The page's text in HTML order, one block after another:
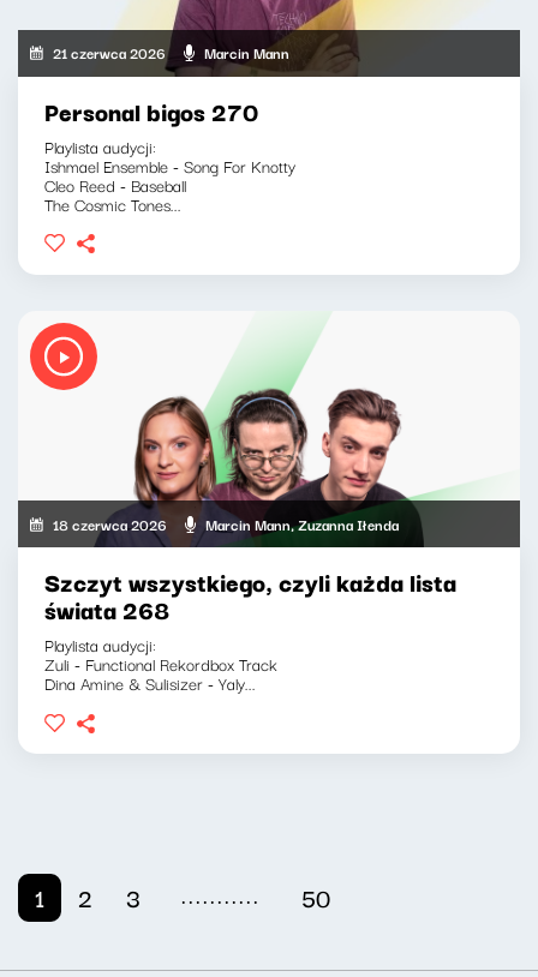
21 czerwca 2026 Marcin Mann
Personal bigos 270
Playlista audycji:
Ishmael Ensemble - Song For Knotty
Cleo Reed - Baseball
The Cosmic Tones...
18 czerwca 2026 Marcin Mann, Zuzanna Iłenda
Szczyt wszystkiego, czyli każda lista
świata 268
Playlista audycji:
Zuli - Functional Rekordbox Track
Dina Amine & Sulisizer - Yaly...
1 2 3 ........... 50